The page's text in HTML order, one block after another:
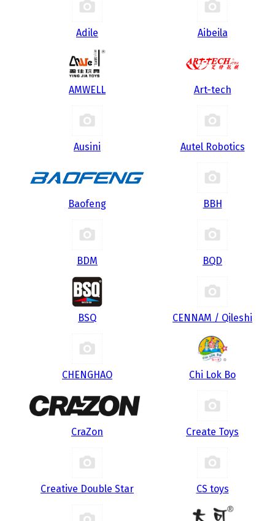
Adile Aibeila
AMWELL Art-tech
Ausini Autel Robotics
Baofeng BBH
BDM BQD
BSQ CENNAM / Qileshi
CHENGHAO Chi Lok Bo
CraZon Create Toys
Creative Double Star CS toys